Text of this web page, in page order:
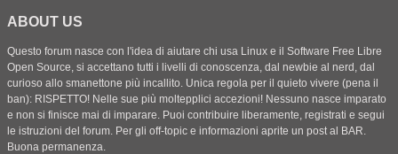
ABOUT US
Questo forum nasce con l'idea di aiutare chi usa Linux e il Software Free Libre
Open Source, si accettano tutti i livelli di conoscenza, dal newbie al nerd, dal
curioso allo smanettone più incallito. Unica regola per il quieto vivere (pena il
ban): RISPETTO! Nelle sue più moltepplici accezioni! Nessuno nasce imparato
e non si finisce mai di imparare. Puoi contribuire liberamente, registrati e segui
le istruzioni del forum. Per gli off-topic e informazioni aprite un post al BAR.
Buona permanenza.